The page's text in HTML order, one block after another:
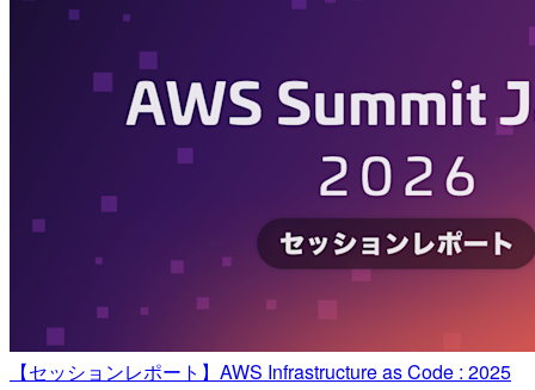
【セッションレポート】AWS Infrastructure as Code : 2025